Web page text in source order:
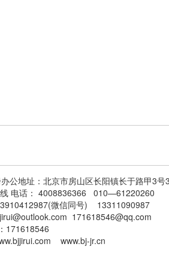
公地址：北京市房山区长阳镇长于路甲3号
线 电话： 4008836366 010—61220260
微信同号) 13311090987
171618546@qq.com
171618546
www.bj-jr.cn